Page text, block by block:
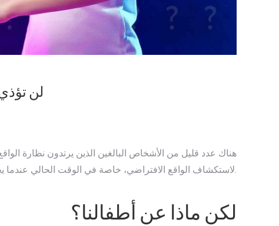
لن
هناك عدد قليل من الأشخاص البالغين الذين يرتدون نظارة
لاستكشاف الواقع الافتراضي، خاصة في الوقت الحالي عندما يحاول المطورون جاهدين تشجيع التجارب الجديدة من خلال التطبيقات والألعاب.
لكن ماذا عن أطفالنا؟